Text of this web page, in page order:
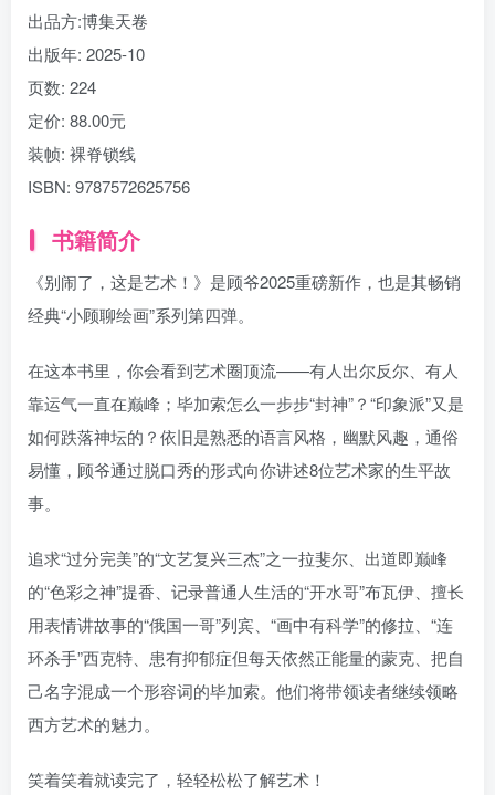
出品方:博集天卷
出版年: 2025-10
页数: 224
定价: 88.00元
装帧: 裸脊锁线
ISBN: 9787572625756
书籍简介
《别闹了，这是艺术！》是顾爷2025重磅新作，也是其畅销
经典“小顾聊绘画”系列第四弹。
在这本书里，你会看到艺术圈顶流——有人出尔反尔、有人
靠运气一直在巅峰；毕加索怎么一步步“封神”？“印象派”又是
如何跌落神坛的？依旧是熟悉的语言风格，幽默风趣，通俗
易懂，顾爷通过脱口秀的形式向你讲述8位艺术家的生平故
事。
追求“过分完美”的“文艺复兴三杰”之一拉斐尔、出道即巅峰
的“色彩之神”提香、记录普通人生活的“开水哥”布瓦伊、擅长
用表情讲故事的“俄国一哥”列宾、“画中有科学”的修拉、“连
环杀手”西克特、患有抑郁症但每天依然正能量的蒙克、把自
己名字混成一个形容词的毕加索。他们将带领读者继续领略
西方艺术的魅力。
笑着笑着就读完了，轻轻松松了解艺术！